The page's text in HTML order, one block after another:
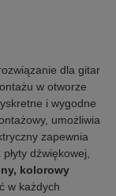
dla gitar
w otworze
i wygodne
umożliwia
zapewnia
dźwiękowej,
kolorowy
w każdych